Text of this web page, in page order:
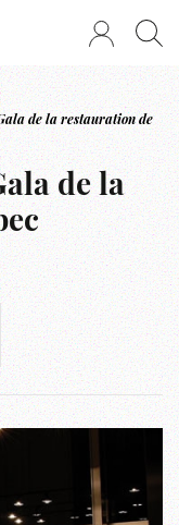
de la restauration de
de la